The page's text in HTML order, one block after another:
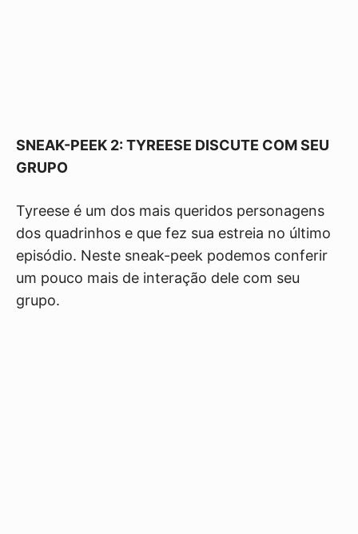
SNEAK-PEEK 2: TYREESE DISCUTE COM SEU
GRUPO
Tyreese é um dos mais queridos personagens
dos quadrinhos e que fez sua estreia no último
episódio. Neste sneak-peek podemos conferir
um pouco mais de interação dele com seu
grupo.